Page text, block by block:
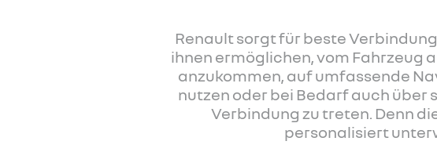
Renault sorgt für beste
ihnen ermöglichen, vom Fahrzeug
anzukommen, auf umfassende
nutzen oder bei Bedarf auch über
Verbindung zu treten. Denn
personalisiert